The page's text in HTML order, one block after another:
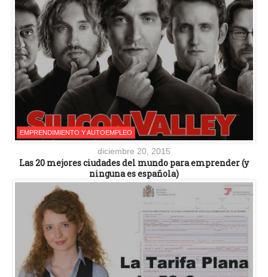
EMPRENDIMIENTO Y AUTOEMPLEO
diciembre 20, 2015
Las 20 mejores ciudades del mundo para emprender (y
ninguna es española)